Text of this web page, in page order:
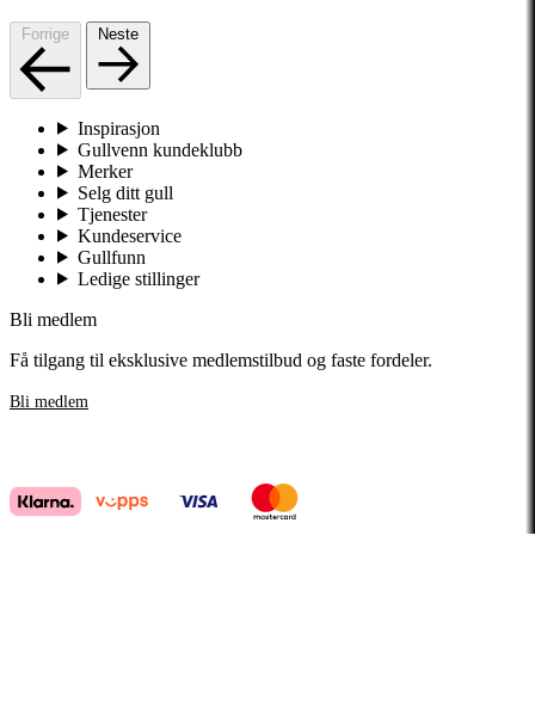
Forrige Neste
Inspirasjon
Gullvenn kundeklubb
Merker
Selg ditt gull
Tjenester
Kundeservice
Gullfunn
Ledige stillinger
Bli medlem
Få tilgang til eksklusive medlemstilbud og faste fordeler.
Bli medlem